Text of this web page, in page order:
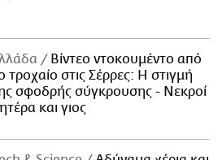
Βίντεο ντοκουμέντο από
τροχαίο στις Σέρρες: Η στιγμή
σφοδρής σύγκρουσης - Νεκροί
και γιος